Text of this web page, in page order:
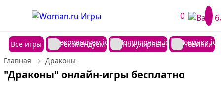
0
Все игры Рекомендуем Популярные
Новинки
Главная
Драконы
"Драконы" онлайн-игры бесплатно